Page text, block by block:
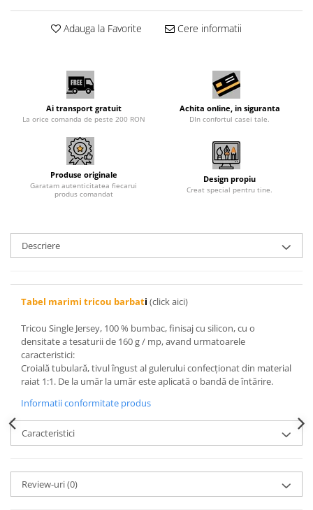
Adauga la Favorite Cere informatii
Ai transport gratuit
La orice comanda de peste 200 RON
Achita online, in siguranta
DIn confortul casei tale.
Produse originale
Garatam autenticitatea fiecarui
produs comandat
Design propiu
Creat special pentru tine.
Descriere
Tabel marimi tricou barbati (click aici)
Tricou Single Jersey, 100 % bumbac, finisaj cu silicon, cu o
densitate a tesaturii de 160 g / mp, avand urmatoarele
caracteristici:
Croială tubulară, tivul îngust al gulerului confecționat din material
raiat 1:1. De la umăr la umăr este aplicată o bandă de întărire.
Informatii conformitate produs
Caracteristici
Review-uri(0)